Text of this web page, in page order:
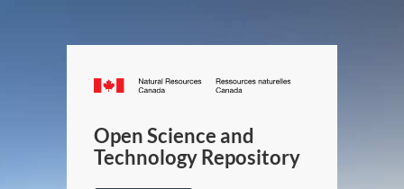
Canada.ca
/
Canada
Open Science and
Technology Repository